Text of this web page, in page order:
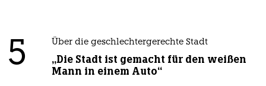
5 Über die geschlechtergerechte Stadt
„Die Stadt ist gemacht für den weißen
Mann in einem Auto“